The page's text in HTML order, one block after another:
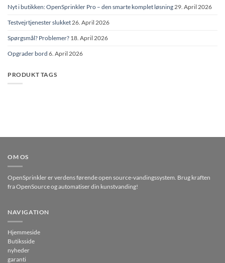
Nyt i butikken: OpenSprinkler Pro – den smarte komplet løsning 29. April 2026
Testvejrtjenester slukket 26. April 2026
Spørgsmål? Problemer? 18. April 2026
Opgrader bord 6. April 2026
PRODUKT TAGS
OM OS
OpenSprinkler er verdens førende open source-vandingssystem. Brug kraften
fra OpenSource og automatiser din kunstvanding!
NAVIGATION
Hjemmeside
Butiksside
nyheder
garanti